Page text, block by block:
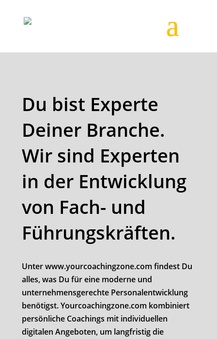
Du bist Experte
Deiner Branche.
Wir sind Experten
in der Entwicklung
von Fach- und
Führungskräften.
Unter www.yourcoachingzone.com findest Du
alles, was Du für eine moderne und
unternehmensgerechte Personalentwicklung
benötigst. Yourcoachingzone.com kombiniert
persönliche Coachings mit individuellen
digitalen Angeboten, um langfristig die